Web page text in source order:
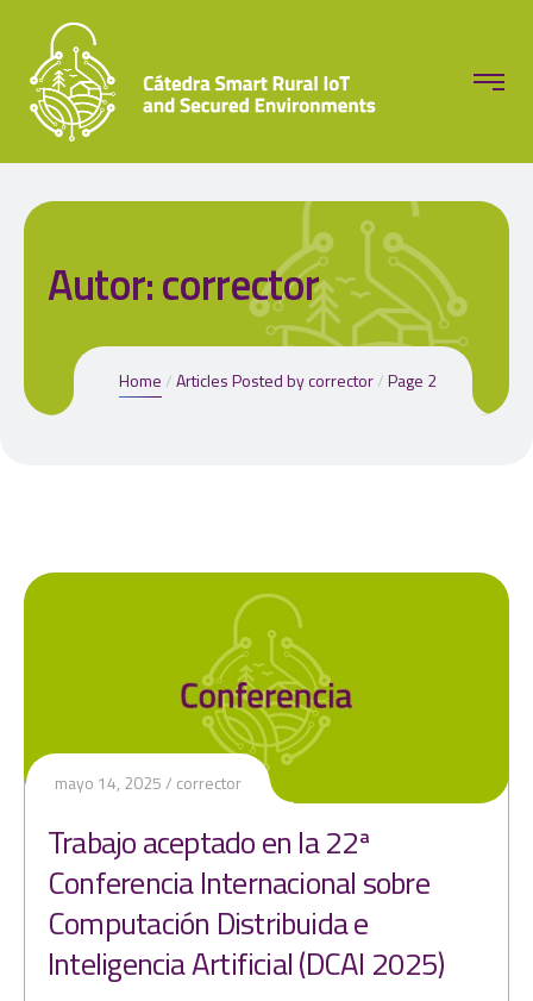
Autor:corrector
Home Articles Posted by corrector Page 2
mayo 14, 2025 corrector
Trabajo aceptado en la 22ª
Conferencia Internacional sobre
Computación Distribuida e
Inteligencia Artificial (DCAI 2025)